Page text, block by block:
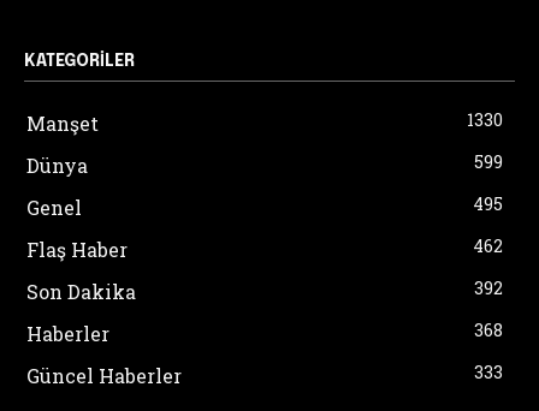
KATEGORILER
Manşet 1330
Dünya 599
Genel 495
Flaş Haber 462
Son Dakika 392
Haberler 368
Güncel Haberler 333